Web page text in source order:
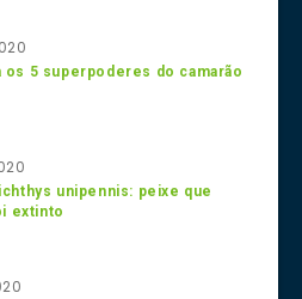
os 5 superpoderes do camarão
unipennis: peixe que
extinto